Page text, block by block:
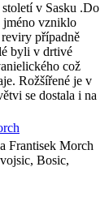
v Sasku .Do
jméno vzniklo
případně
byli v drtivé
což
Rožšířené je v
se dostala i na
Frantisek Morch
Bosic,